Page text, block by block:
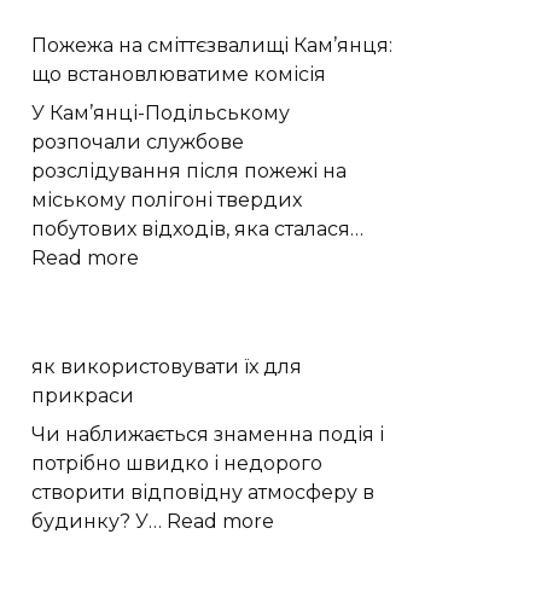
утворила
новий
кратер
на
Місяці
Пожежа на сміттєзвалищі Кам’янця:
що встановлюватиме комісія
У Кам’янці-Подільському
розпочали службове
розслідування після пожежі на
міському полігоні твердих
побутових відходів, яка сталася…
Read more
Кам’янця:
встановлюватиме
комісія
як використовувати їх для
прикраси
Чи наближається знаменна подія і
потрібно швидко і недорого
створити відповідну атмосферу в
будинку? У… Read more